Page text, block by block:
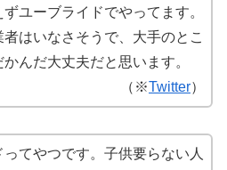
ユーブライドでやってます。
はいなさそうで、大手のとこ
んだ大丈夫だと思います。
（※Twitter）
てやつです。子供要らない人